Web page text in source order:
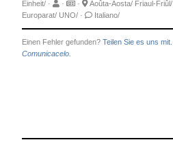
Einheit/ · · · Aoûta-Aosta/ Friaul-Friûl/
Europarat/ UNO/ · Italiano/
Einen Fehler gefunden? Teilen Sie es uns mit.
Comunicacelo.